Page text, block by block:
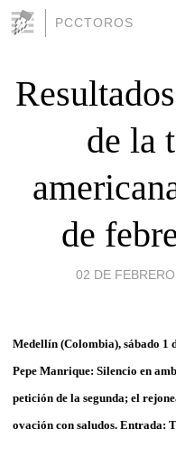
PCCTOROS
de la
de
02 DE
Medellín (Colombia), sábado 1
Pepe Manrique: Silencio en
petición de la segunda; el
ovación con saludos. Entrada: